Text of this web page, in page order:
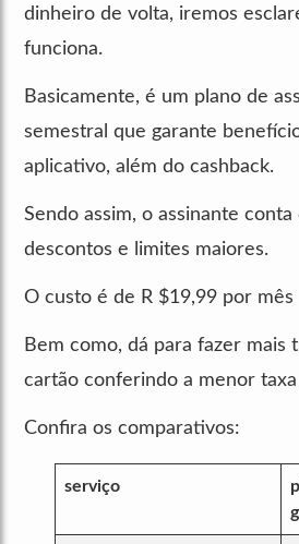
dinheiro de volta, iremos
funciona.
Basicamente, é um plano de
semestral que garante
aplicativo, além do cashback.
Sendo assim, o assinante conta
descontos e limites maiores.
O custo é de R $19,99 por mês
Bem como, dá para fazer mais
cartão conferindo a menor taxa
Confira os comparativos:
serviço